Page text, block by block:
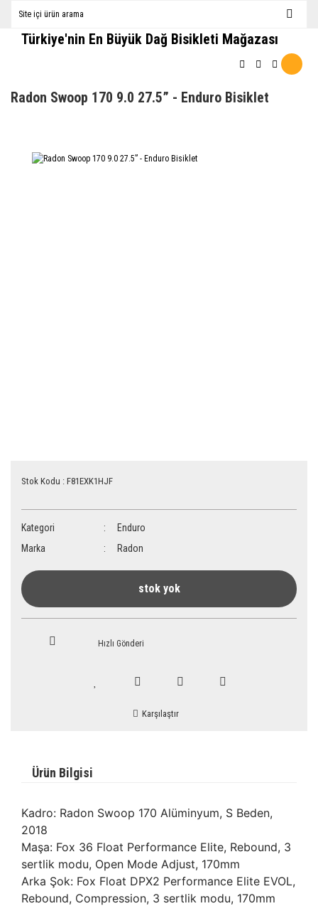
Türkiye'nin En Büyük Dağ Bisikleti Mağazası
Radon Swoop 170 9.0 27.5” - Enduro Bisiklet
Stok Kodu : F81EXK1HJF
Kategori
Enduro
Marka
Radon
stok yok
Hızlı Gönderi
Karşılaştır
Ürün Bilgisi
Kadro: Radon Swoop 170 Alüminyum, S Beden,
2018
Maşa: Fox 36 Float Performance Elite, Rebound, 3
sertlik modu, Open Mode Adjust, 170mm
Arka Şok: Fox Float DPX2 Performance Elite EVOL,
Rebound, Compression, 3 sertlik modu, 170mm